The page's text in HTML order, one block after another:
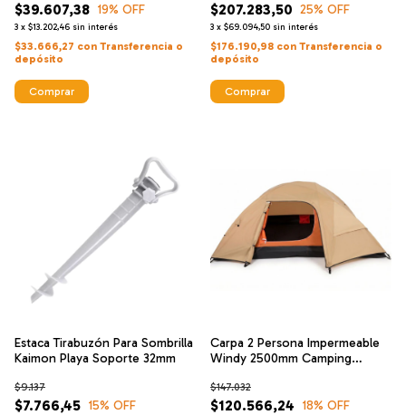
$39.607,38 19% OFF
3 x $13.202,46 sin interés
$33.666,27 con Transferencia o
depósito
Comprar
$207.283,50 25% OFF
3 x $69.094,50 sin interés
$176.190,98 con Transferencia o
depósito
Comprar
Estaca Tirabuzón Para Sombrilla
Kaimon Playa Soporte 32mm
$7.766,45
$9.137
15% OFF
Carpa 2 Persona Impermeable
Windy 2500mm Camping
$120.566,24
$147.032
18% OFF